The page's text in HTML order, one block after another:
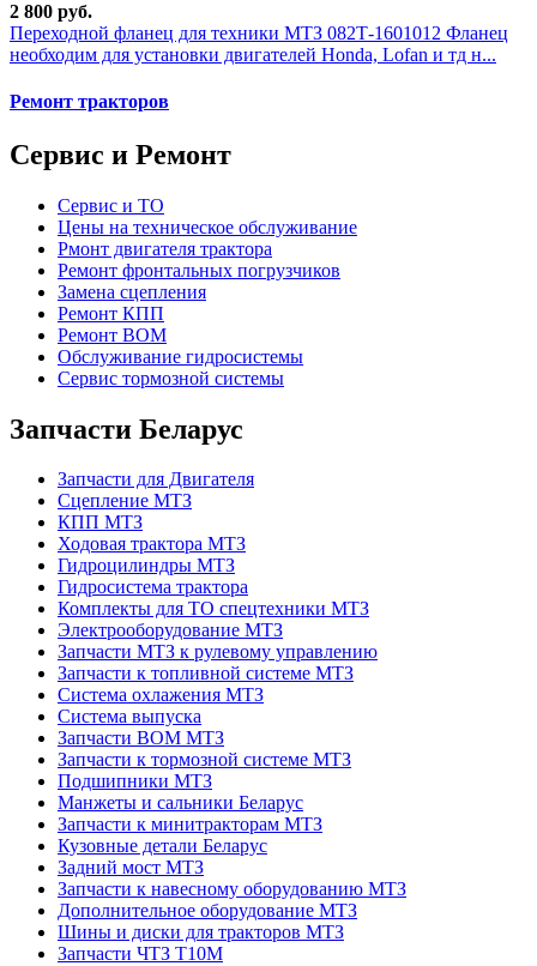
2 800 руб.
Переходной фланец для техники МТЗ 082Т-1601012 Фланец
необходим для установки двигателей Honda, Lofan и тд н...
Ремонт тракторов
Сервис и Ремонт
Сервис и ТО
Цены на техническое обслуживание
Рмонт двигателя трактора
Ремонт фронтальных погрузчиков
Замена сцепления
Ремонт КПП
Ремонт ВОМ
Обслуживание гидросистемы
Сервис тормозной системы
Запчасти Беларус
Запчасти для Двигателя
Сцепление МТЗ
КПП МТЗ
Ходовая трактора МТЗ
Гидроцилиндры МТЗ
Гидросистема трактора
Комплекты для ТО спецтехники МТЗ
Электрооборудование МТЗ
Запчасти МТЗ к рулевому управлению
Запчасти к топливной системе МТЗ
Система охлажения МТЗ
Система выпуска
Запчасти ВОМ МТЗ
Запчасти к тормозной системе МТЗ
Подшипники МТЗ
Манжеты и сальники Беларус
Запчасти к минитракторам МТЗ
Кузовные детали Беларус
Задний мост МТЗ
Запчасти к навесному оборудованию МТЗ
Дополнительное оборудование МТЗ
Шины и диски для тракторов МТЗ
Запчасти ЧТЗ Т10М